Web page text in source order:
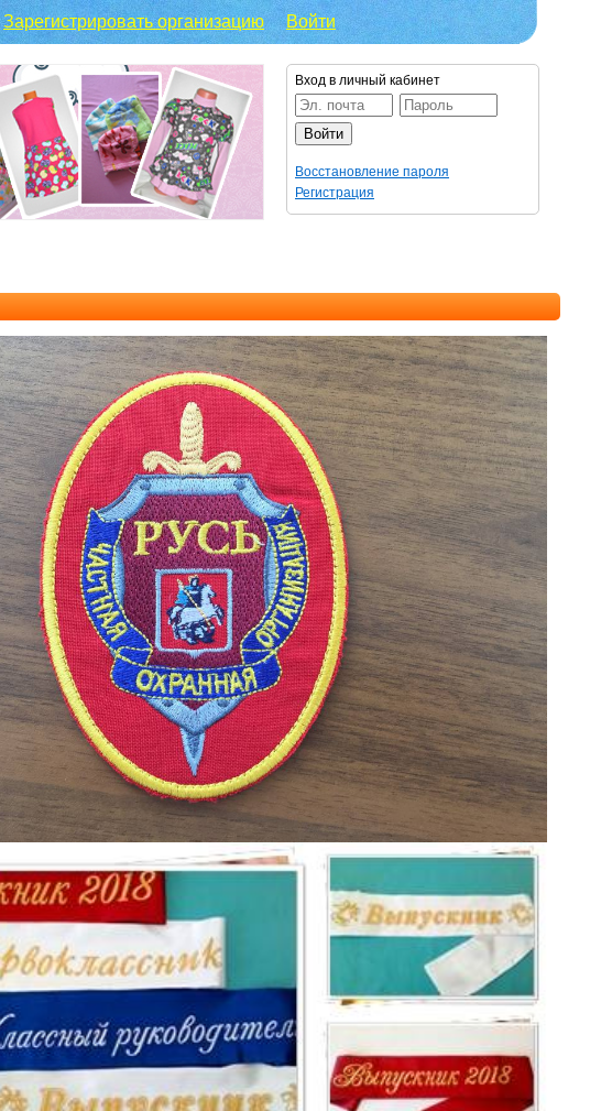
Зарегистрировать организацию Войти
Вход в личный кабинет
Восстановление пароля
Регистрация